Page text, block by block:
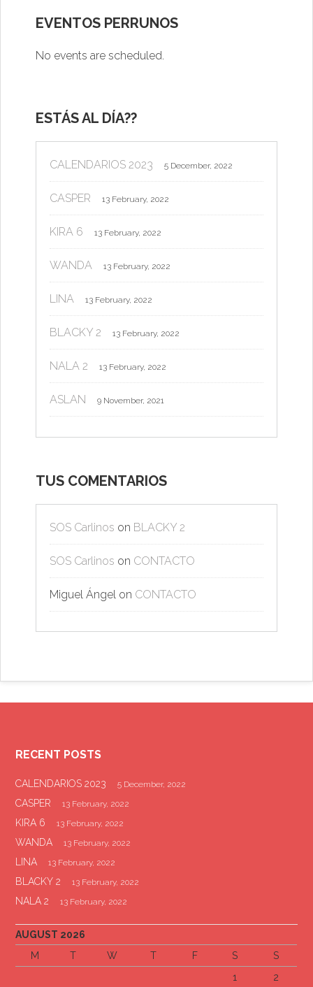
EVENTOS PERRUNOS
No events are scheduled.
ESTÁS AL DÍA??
CALENDARIOS 2023 5 December, 2022
CASPER 13 February, 2022
KIRA 6 13 February, 2022
WANDA 13 February, 2022
LINA 13 February, 2022
BLACKY 2 13 February, 2022
NALA 2 13 February, 2022
ASLAN 9 November, 2021
TUS COMENTARIOS
SOS Carlinos on BLACKY 2
SOS Carlinos on CONTACTO
Miguel Ángel on CONTACTO
RECENT POSTS
CALENDARIOS 2023 5 December, 2022
CASPER 13 February, 2022
KIRA 6 13 February, 2022
WANDA 13 February, 2022
LINA 13 February, 2022
BLACKY 2 13 February, 2022
NALA 2 13 February, 2022
AUGUST 2026
M
T W T F S
S
1
2